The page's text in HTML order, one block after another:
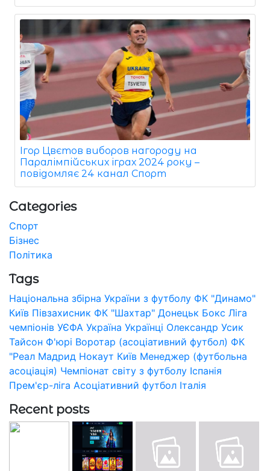
Ігор Цвєтов виборов нагороду на
Паралімпійських іграх 2024 року –
повідомляє 24 канал Спорт
Categories
Спорт
Бізнес
Політика
Tags
Національна збірна України з футболу ФК "Динамо"
Київ Півзахисник ФК "Шахтар" Донецьк Бокс Ліга
чемпіонів УЄФА Україна Українці Олександр Усик
Тайсон Ф'юрі Воротар (асоціативний футбол) ФК
"Реал Мадрид Нокаут Київ Менеджер (футбольна
асоціація) Чемпіонат світу з футболу Іспанія
Прем'єр-ліга Асоціативний футбол Італія
Recent posts